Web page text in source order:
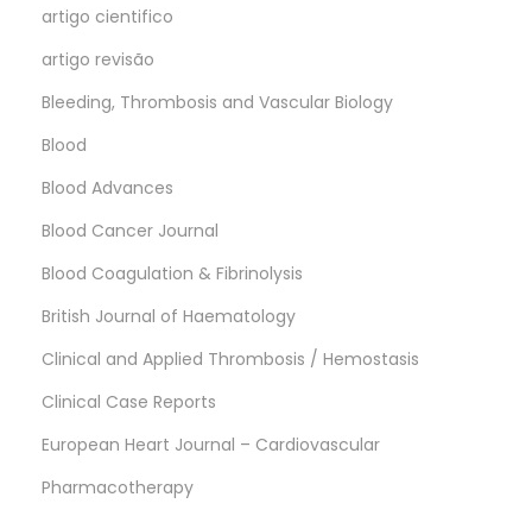
artigo cientifico
artigo revisão
Bleeding, Thrombosis and Vascular Biology
Blood
Blood Advances
Blood Cancer Journal
Blood Coagulation & Fibrinolysis
British Journal of Haematology
Clinical and Applied Thrombosis / Hemostasis
Clinical Case Reports
European Heart Journal – Cardiovascular
Pharmacotherapy